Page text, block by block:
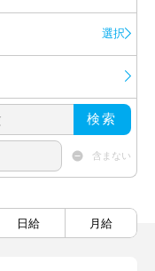
選択
検索
含まない
日給 月給